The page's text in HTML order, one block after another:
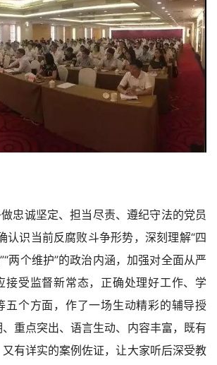
忠诚坚定、担当尽责、遵纪守法的党员
认识当前反腐败斗争形势，深刻理解“四
两个维护”的政治内涵，加强对全面从严
接受监督新常态，正确处理好工作、学
五个方面，作了一场生动精彩的辅导授
重点突出、语言生动、内容丰富，既有
有详实的案例佐证，让大家听后深受教